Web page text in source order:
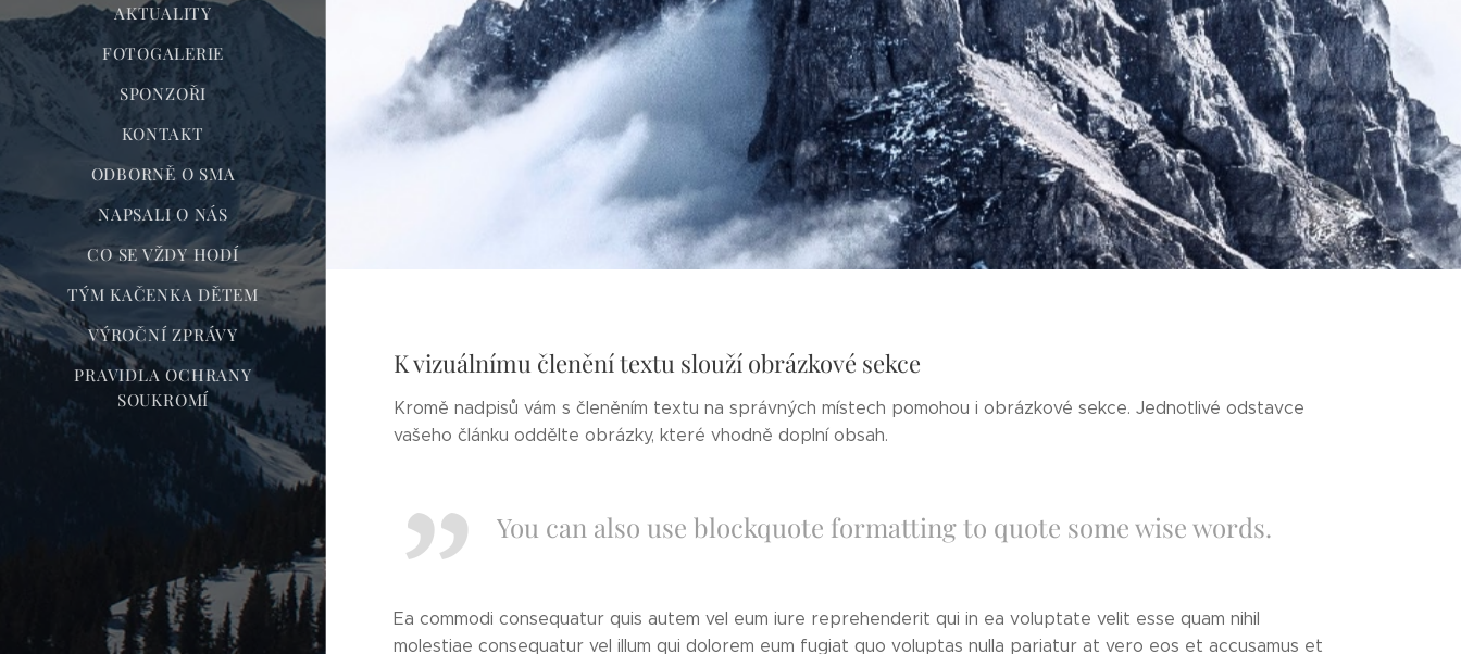
AKTUALITY
FOTOGALERIE
SPONZOŘI
KONTAKT
ODBORNĚ O SMA
NAPSALI O NÁS
CO SE VŽDY HODÍ
TÝM KAČENKA DĚTEM
VÝROČNÍ ZPRÁVY
PRAVIDLA OCHRANY
SOUKROMÍ
K vizuálnímu členění textu slouží obrázkové sekce
Kromě nadpisů vám s členěním textu na správných místech pomohou i obrázkové sekce. Jednotlivé odstavce
vašeho článku oddělte obrázky, které vhodně doplní obsah.
You can also use blockquote formatting to quote some wise words.
Ea commodi consequatur quis autem vel eum iure reprehenderit qui in ea voluptate velit esse quam nihil
molestiae consequatur vel illum qui dolorem eum fugiat quo voluptas nulla pariatur at vero eos et accusamus et